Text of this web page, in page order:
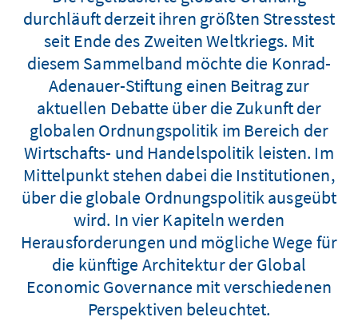
durchläuft derzeit ihren größten Stresstest
seit Ende des Zweiten Weltkriegs. Mit
diesem Sammelband möchte die Konrad-
Adenauer-Stiftung einen Beitrag zur
aktuellen Debatte über die Zukunft der
globalen Ordnungspolitik im Bereich der
Wirtschafts- und Handelspolitik leisten. Im
Mittelpunkt stehen dabei die Institutionen,
über die globale Ordnungspolitik ausgeübt
wird. In vier Kapiteln werden
Herausforderungen und mögliche Wege für
die künftige Architektur der Global
Economic Governance mit verschiedenen
Perspektiven beleuchtet.